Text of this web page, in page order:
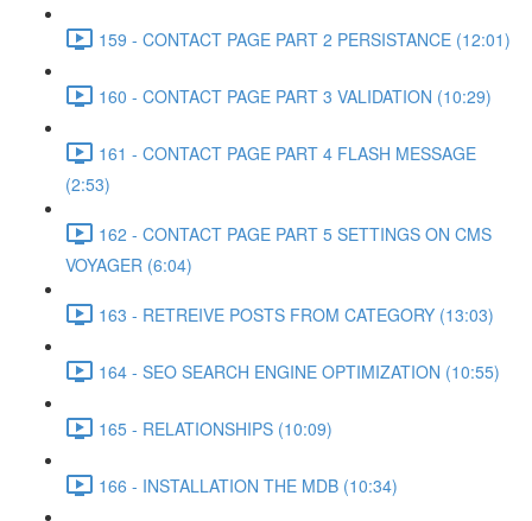
159 - CONTACT PAGE PART 2 PERSISTANCE (12:01)
160 - CONTACT PAGE PART 3 VALIDATION (10:29)
161 - CONTACT PAGE PART 4 FLASH MESSAGE
(2:53)
162 - CONTACT PAGE PART 5 SETTINGS ON CMS
VOYAGER (6:04)
163 - RETREIVE POSTS FROM CATEGORY (13:03)
164 - SEO SEARCH ENGINE OPTIMIZATION (10:55)
165 - RELATIONSHIPS (10:09)
166 - INSTALLATION THE MDB (10:34)